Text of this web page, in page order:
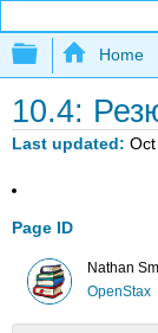
Expand/
Home
10.4:
Last updated
Page ID
Nathan
OpenStax